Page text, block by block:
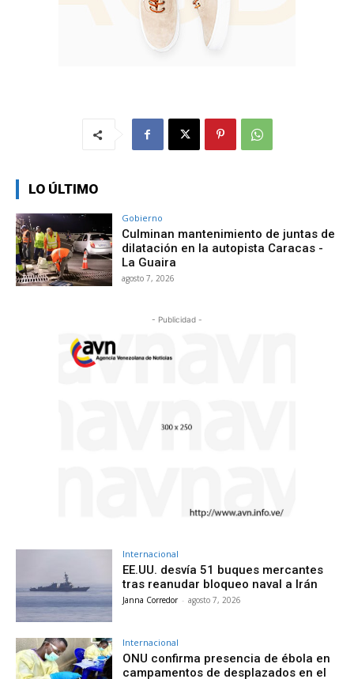
LO ÚLTIMO
Gobierno
Culminan mantenimiento de juntas de
dilatación en la autopista Caracas -
La Guaira
agosto 7, 2026
- Publicidad -
Internacional
EE.UU. desvía 51 buques mercantes
tras reanudar bloqueo naval a Irán
Janna Corredor - agosto 7, 2026
Internacional
ONU confirma presencia de ébola en
campamentos de desplazados en el